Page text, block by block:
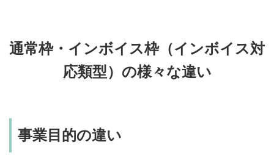
通常枠・インボイス枠（インボイス対
応類型）の様々な違い
事業目的の違い